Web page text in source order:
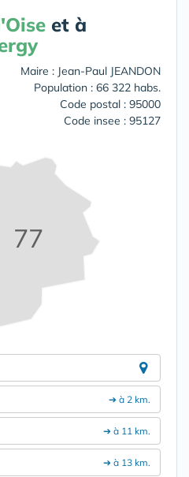
et à
Maire : Jean-Paul JEANDON
Population : 66 322 habs.
Code postal : 95000
Code insee : 95127
77
➔ à 2 km.
➔ à 11 km.
➔ à 13 km.